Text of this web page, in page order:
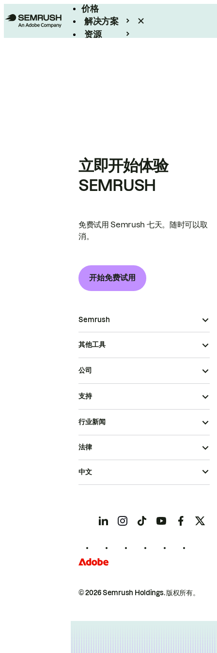
价格
解决方案
资源
立即开始体验
SEMRUSH
免费试用 Semrush 七天。随时可以取
消。
开始免费试用
Semrush
其他工具
公司
支持
行业新闻
© 2026 Semrush Holdings.版权所有。
法律
中文